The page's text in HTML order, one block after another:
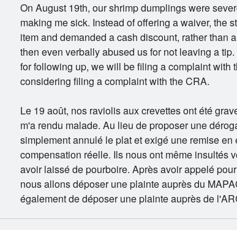
On August 19th, our shrimp dumplings were
making me sick. Instead of offering a waiver, the
item and demanded a cash discount, rather than
then even verbally abused us for not leaving a
for following up, we will be filing a complaint with
considering filing a complaint with the CRA.
Le 19 août, nos raviolis aux crevettes ont été
m'a rendu malade. Au lieu de proposer une
simplement annulé le plat et exigé une remise en
compensation réelle. Ils nous ont même insultés
avoir laissé de pourboire. Après avoir appelé
nous allons déposer une plainte auprès du
également de déposer une plainte auprès de